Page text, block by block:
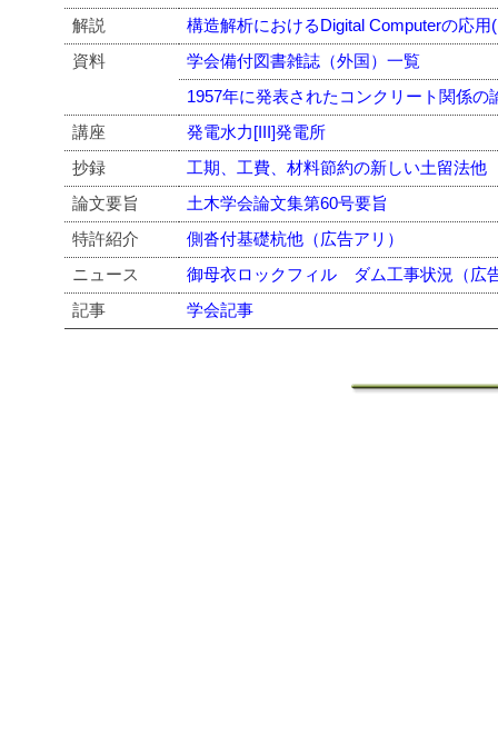
解説
構造解析におけるDigital Computerの応用
資料
学会備付図書雑誌（外国）一覧
1957年に発表されたコンクリート関係
講座
発電水力[III]発電所
抄録
工期、工費、材料節約の新しい土留法他
論文要旨
土木学会論文集第60号要旨
特許紹介
側沓付基礎杭他（広告アリ）
ニュース
御母衣ロックフィル ダム工事状況（広
記事
学会記事